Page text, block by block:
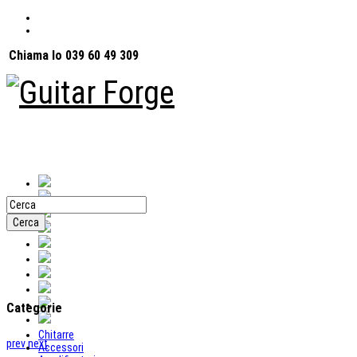
Chiama lo 039 60 49 309
Categorie
Chitarre
Accessori
prevnext